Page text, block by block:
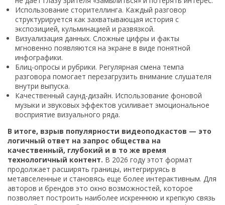
Использование сторителлинга. Каждый разговор
структурируется как захватывающая история с
экспозицией, кульминацией и развязкой.
Визуализация данных. Сложные цифры и факты
мгновенно появляются на экране в виде понятной
инфографики.
Блиц-опросы и рубрики. Регулярная смена темпа
разговора помогает перезагрузить внимание слушателя
внутри выпуска.
Качественный саунд-дизайн. Использование фоновой
музыки и звуковых эффектов усиливает эмоциональное
восприятие визуального ряда.
В итоге, взрыв популярности видеоподкастов — это
логичный ответ на запрос общества на
качественный, глубокий и в то же время
технологичный контент. В 2026 году этот формат
продолжает расширять границы, интегрируясь в
метавселенные и становясь еще более интерактивным. Для
авторов и брендов это окно возможностей, которое
позволяет построить наиболее искреннюю и крепкую связь